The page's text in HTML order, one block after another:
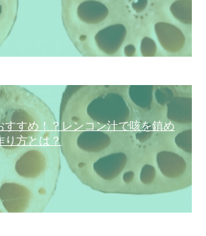
すすめ！？レンコン汁で咳を鎮め
り方とは？